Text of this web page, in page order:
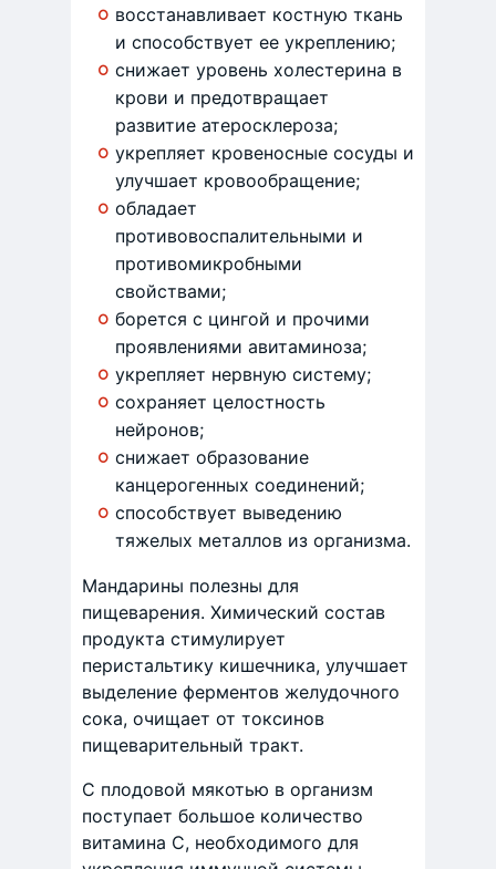
восстанавливает костную ткань
и способствует ее укреплению;
снижает уровень холестерина в
крови и предотвращает
развитие атеросклероза;
укрепляет кровеносные сосуды и
улучшает кровообращение;
обладает
противовоспалительными и
противомикробными
свойствами;
борется с цингой и прочими
проявлениями авитаминоза;
укрепляет нервную систему;
сохраняет целостность
нейронов;
снижает образование
канцерогенных соединений;
способствует выведению
тяжелых металлов из организма.
Мандарины полезны для
пищеварения. Химический состав
продукта стимулирует
перистальтику кишечника, улучшает
выделение ферментов желудочного
сока, очищает от токсинов
пищеварительный тракт.
С плодовой мякотью в организм
поступает большое количество
витамина С, необходимого для